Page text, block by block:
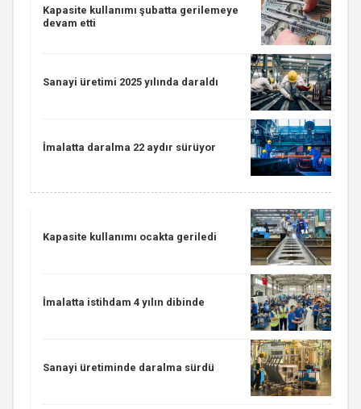
Kapasite kullanımı şubatta gerilemeye
devam etti
Sanayi üretimi 2025 yılında daraldı
İmalatta daralma 22 aydır sürüyor
Kapasite kullanımı ocakta geriledi
İmalatta istihdam 4 yılın dibinde
Sanayi üretiminde daralma sürdü